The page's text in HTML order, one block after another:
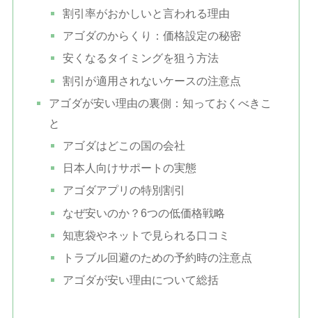
割引率がおかしいと言われる理由
アゴダのからくり：価格設定の秘密
安くなるタイミングを狙う方法
割引が適用されないケースの注意点
アゴダが安い理由の裏側：知っておくべきこ
と
アゴダはどこの国の会社
日本人向けサポートの実態
アゴダアプリの特別割引
なぜ安いのか？6つの低価格戦略
知恵袋やネットで見られる口コミ
トラブル回避のための予約時の注意点
アゴダが安い理由について総括